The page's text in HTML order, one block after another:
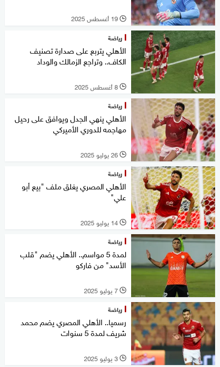
l 19 أغسطس 2025
رياضة
الأهلي يتربع على صدارة تصنيف
الكاف.. وتراجع الزمالك والوداد
l 8 أغسطس 2025
رياضة
الأهلي ينهي الجدل ويوافق على رحيل
مهاجمه للدوري الأميركي
l 26 يوليو 2025
رياضة
الأهلي المصري يغلق ملف "بيع أبو
علي"
l 14 يوليو 2025
رياضة
لمدة 5 مواسم.. الأهلي يضم "قلب
الأسد" من فاركو
l 7 يوليو 2025
رياضة
رسميا.. الأهلي المصري يضم محمد
شريف لمدة 5 سنوات
l 3 يوليو 2025